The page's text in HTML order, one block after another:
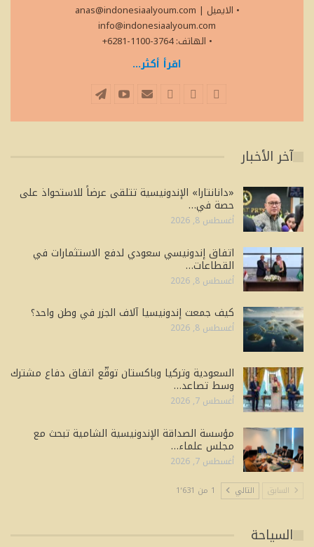
• الايميل
anas@indonesiaalyoum.com |
info@indonesiaalyoum.com
• الهاتف: 3764-1100-6281+
اقرأ أكثر...
آخر الأخبار
«دانانتارا» الإندونيسية تتلقى عرضاً للاستحواذ على
حصة في…
أغسطس 8, 2026
اتفاق إندونيسي سعودي لدفع الاستثمارات في
القطاعات…
أغسطس 8, 2026
كيف جمعت إندونيسيا آلاف الجزر في وطن واحد؟
أغسطس 8, 2026
السعودية وتركيا وباكستان توقّع اتفاق دفاع مشترك
وسط تصاعد…
أغسطس 7, 2026
مؤسسة الصداقة الإندونيسية الشامية تبحث مع
مجلس علماء…
أغسطس 7, 2026
السابق التالي 1 من 1٬631
السياحة